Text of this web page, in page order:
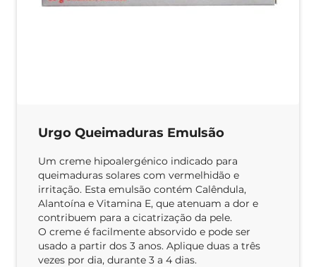
Urgo Queimaduras Emulsão
Um creme hipoalergénico indicado para
queimaduras solares com vermelhidão e
irritação. Esta emulsão contém Calêndula,
Alantoína e Vitamina E, que atenuam a dor e
contribuem para a cicatrização da pele.
O creme é facilmente absorvido e pode ser
usado a partir dos 3 anos. Aplique duas a três
vezes por dia, durante 3 a 4 dias.